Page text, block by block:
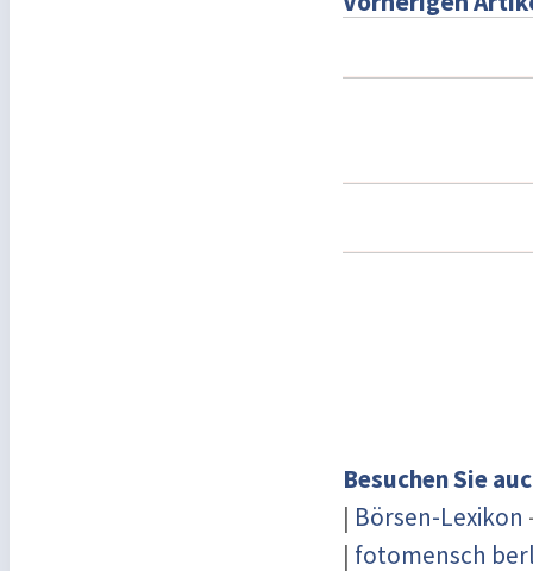
Besuchen Sie
| Börsen-Lexikon
| fotomensch